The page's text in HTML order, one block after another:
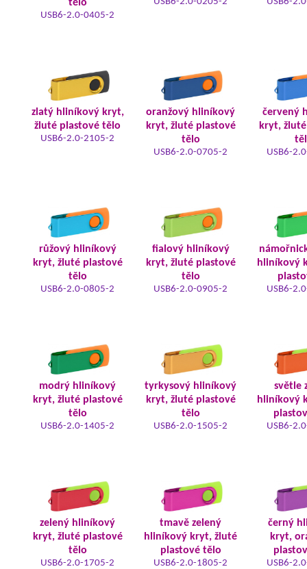
tělo
USB6-2.0-0405-2
zlatý hliníkový kryt,
žluté plastové tělo
USB6-2.0-2105-2
oranžový hliníkový
kryt, žluté plastové
tělo
USB6-2.0-0705-2
červený
kryt,
USB6-
růžový hliníkový
kryt, žluté plastové
tělo
USB6-2.0-0805-2
fialový hliníkový
kryt, žluté plastové
tělo
USB6-2.0-0905-2
hliníkový
USB6-
modrý hliníkový
kryt, žluté plastové
tělo
USB6-2.0-1405-2
tyrkysový hliníkový
kryt, žluté plastové
tělo
USB6-2.0-1505-2
světle
hliníkový
USB6-
zelený hliníkový
kryt, žluté plastové
tělo
USB6-2.0-1705-2
tmavě zelený
hliníkový kryt, žluté
plastové tělo
USB6-2.0-1805-2
černý
kryt,
USB6-